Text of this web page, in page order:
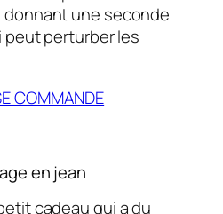
donnant une seconde
peut perturber les
COMMANDE
en jean
cadeau qui a du